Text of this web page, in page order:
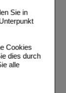
Sie in
Cookies
dies durch
alle